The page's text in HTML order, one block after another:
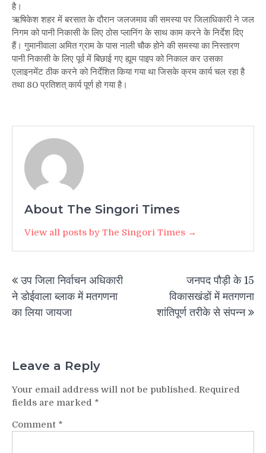
है।
ऋषिकेश शहर में बरसात के दौरान जलजमाव की समस्या पर जिलाधिकारी ने जल
निगम को पानी निकासी के लिए ठोस प्लानिंग के साथ काम करने के निर्देश दिए
हैं। गुमानीवाला अमित ग्राम के पास नाली चौक होने की समस्या का निस्तारण
पानी निकासी के लिए पूर्व में बिछाई गए ह्यूम पाइप को निकाल कर उसका
एलाइनमेंट ठीक करने को निर्देशित किया गया था जिसके क्रम कार्य चल रहा है
तथा 80 प्रतिशत् कार्य पूर्ण हो गया है।
About The Singori Times
View all posts by The Singori Times →
Post
navigation
उप जिला निर्वाचन अधिकारी
ने डोईवाला ब्लाक में मतगणना
का लिया जायजा
जनपद पौड़ी के 15
विकासखंडों में मतगणना
शांतिपूर्ण तरीके से संपन्न
Leave a Reply
Your email address will not be published. Required
fields are marked *
Comment *